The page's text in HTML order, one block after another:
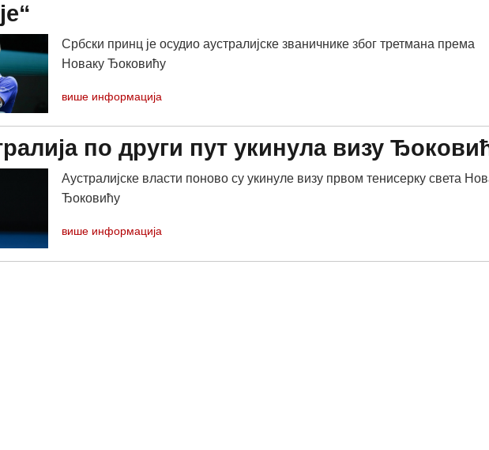
Србски принц је осудио аустралијске званичнике због третмана према
Новаку Ђоковићу
више информација
по други пут укинула визу
Аустралијске власти поново су укинуле визу првом тенисерку света
Ђоковићу
више информација